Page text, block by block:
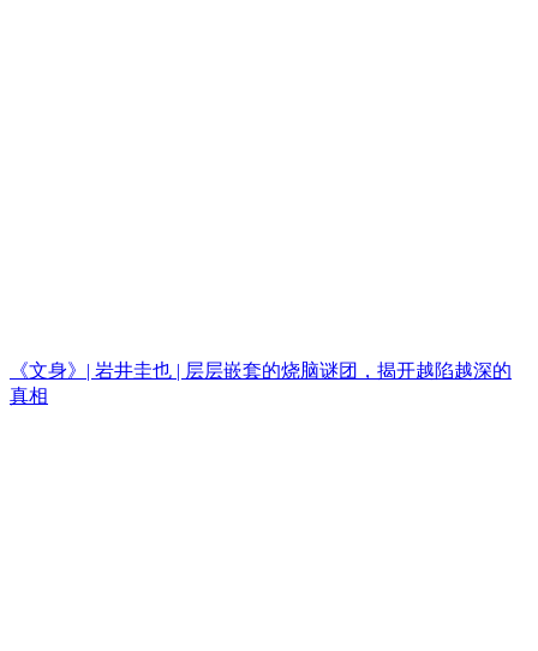
《文身》| 岩井圭也 | 层层嵌套的烧脑谜团，揭开越陷越深的
真相